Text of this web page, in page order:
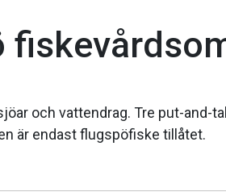
och vattendrag. Tre put-and-
är endast flugspöfiske tillåtet.